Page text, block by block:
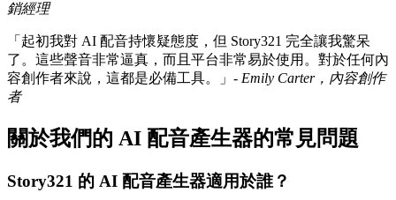
銷經理
「起初我對 AI 配音持懷疑態度，但 Story321 完全讓我驚呆
了。這些聲音非常逼真，而且平台非常易於使用。對於任何內
容創作者來說，這都是必備工具。」- Emily Carter，內容創作
者
關於我們的 AI 配音產生器的常見問題
Story321 的 AI 配音產生器適用於誰？